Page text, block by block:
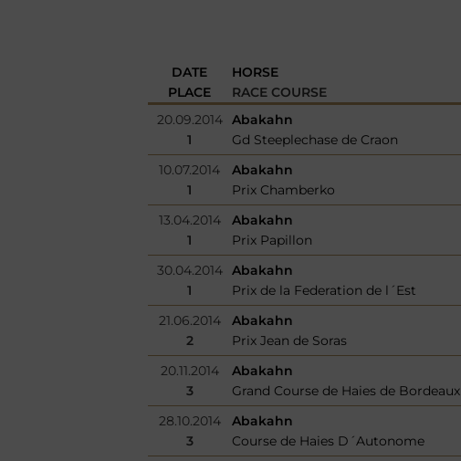
DATE HORSE
PLACE
RACE COURSE
20.09.2014 Abakahn
1
Gd Steeplechase de Craon
10.07.2014
Abakahn
1
Prix Chamberko
13.04.2014
Abakahn
1
Prix Papillon
30.04.2014 Abakahn
1
Prix de la Federation de l´Est
21.06.2014
Abakahn
2
Prix Jean de Soras
20.11.2014
Abakahn
3
Grand Course de Haies de Bordeaux
28.10.2014
Abakahn
3
Course de Haies D´Autonome